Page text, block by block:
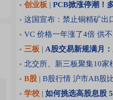
创业板 | PCB掀涨停潮！
这国宣布：禁止铜精矿出
VC 价格一年涨了4倍 供
三板 | A股交易新规满月
北交所、新三板聚集10家
B股 | B股行情 沪市AB股
学校 | 如何挑选高股息股